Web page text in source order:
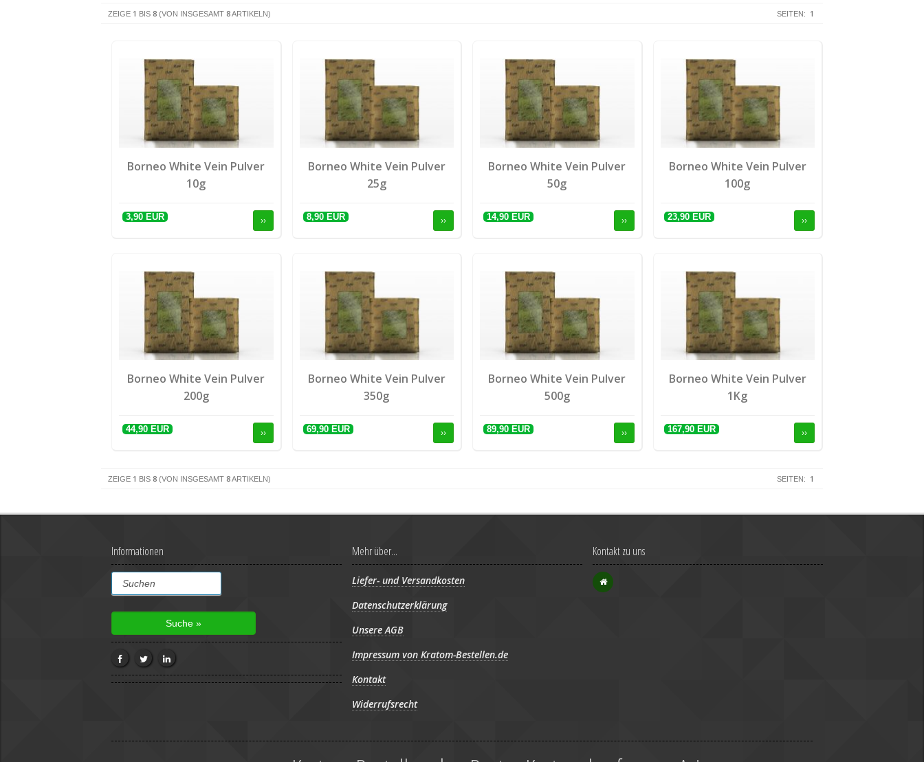
ZEIGE 1 BIS 8 (VON INSGESAMT 8ARTIKELN) SEITEN: 1
Borneo White Vein Pulver
10g
3,90 EUR ››
Borneo White Vein Pulver
25g
8,90 EUR ››
Borneo White Vein Pulver
50g
14,90 EUR ››
Borneo White Vein Pulver
100g
23,90 EUR ››
Borneo White Vein Pulver
200g
44,90 EUR ››
Borneo White Vein Pulver
350g
69,90 EUR ››
Borneo White Vein Pulver
500g
89,90 EUR ››
Borneo White Vein Pulver
1Kg
167,90 EUR ››
ZEIGE 1 BIS 8 (VON INSGESAMT 8ARTIKELN) SEITEN: 1
Informationen Mehr über...
Liefer- und Versandkosten
Datenschutzerklärung
Unsere AGB
Impressum von Kratom-Bestellen.de
Kontakt
Widerrufsrecht
Kontakt zu uns